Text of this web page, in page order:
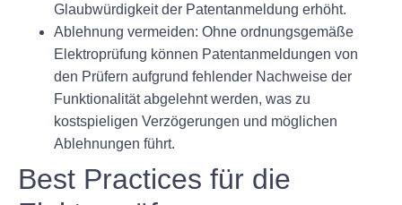
Glaubwürdigkeit der Patentanmeldung erhöht.
Ablehnung vermeiden: Ohne ordnungsgemäße
Elektroprüfung können Patentanmeldungen von
den Prüfern aufgrund fehlender Nachweise der
Funktionalität abgelehnt werden, was zu
kostspieligen Verzögerungen und möglichen
Ablehnungen führt.
Best Practices für die